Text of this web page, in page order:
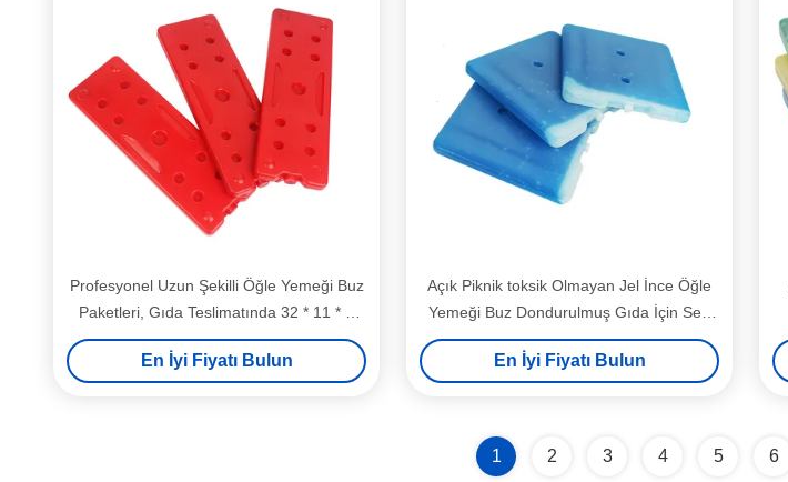
Profesyonel Uzun Şekilli Öğle Yemeği Buz
Paketleri, Gıda Teslimatında 32 * 11 * 2
CM Boyut
En İyi Fiyatı Bulun
Açık Piknik toksik Olmayan Jel İnce Öğle
Yemeği Buz Dondurulmuş Gıda İçin Sert
Soğutucu Paketleri
En İyi Fiyatı Bulun
1 2 3 4 5 6